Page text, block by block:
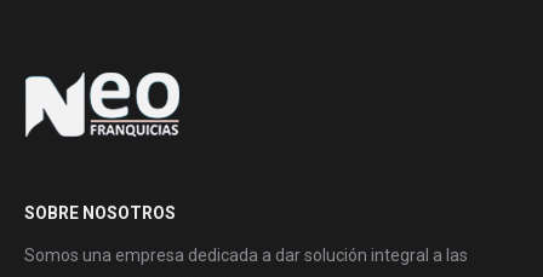
SOBRE NOSOTROS
Somos una empresa dedicada a dar solución integral a las